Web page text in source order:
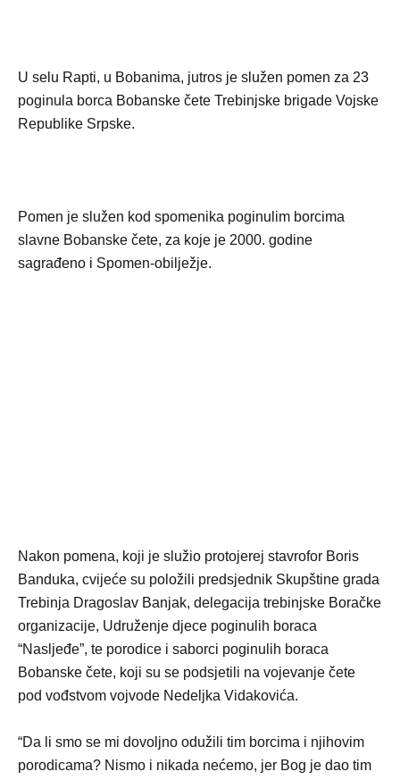
U selu Rapti, u Bobanima, jutros je služen pomen za 23
poginula borca Bobanske čete Trebinjske brigade Vojske
Republike Srpske.
Pomen je služen kod spomenika poginulim borcima
slavne Bobanske čete, za koje je 2000. godine
sagrađeno i Spomen-obilježje.
Nakon pomena, koji je služio protojerej stavrofor Boris
Banduka, cvijeće su položili predsjednik Skupštine grada
Trebinja Dragoslav Banjak, delegacija trebinjske Boračke
organizacije, Udruženje djece poginulih boraca
“Nasljeđe”, te porodice i saborci poginulih boraca
Bobanske čete, koji su se podsjetili na vojevanje čete
pod vođstvom vojvode Nedeljka Vidakovića.
“Da li smo se mi dovoljno odužili tim borcima i njihovim
porodicama? Nismo i nikada nećemo, jer Bog je dao tim